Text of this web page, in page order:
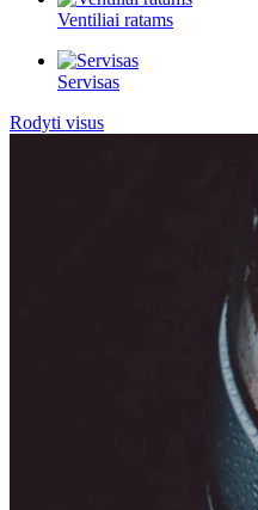
Ventiliai ratams
Servisas
Rodyti visus